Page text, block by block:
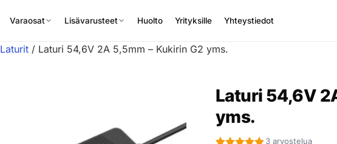
Varaosat Lisävarusteet Huolto Yrityksille Yhteystiedot
Laturit / Laturi 54,6V 2A 5,5mm – Kukirin G2 yms.
Laturi 54,6V
yms.
3 arvostelua